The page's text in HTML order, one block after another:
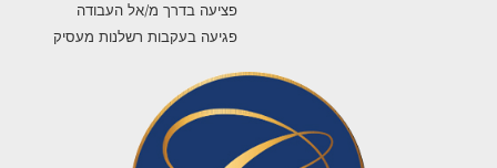
פציעה בדרך מ/אל העבודה
פגיעה בעקבות רשלנות מעסיק